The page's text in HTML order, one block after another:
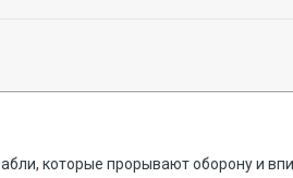
которые прорывают оборону и